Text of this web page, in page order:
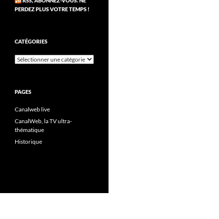
PERDEZ PLUS VOTRE TEMPS !
CATÉGORIES
Catégories
PAGES
Canalweb live
CanalWeb, la TV ultra-
thématique
Historique